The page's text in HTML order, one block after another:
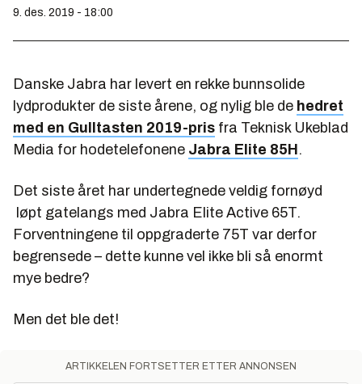
9. des. 2019 - 18:00
Danske Jabra har levert en rekke bunnsolide
lydprodukter de siste årene, og nylig ble de hedret
med en Gulltasten 2019-pris fra Teknisk Ukeblad
Media for hodetelefonene Jabra Elite 85H.
Det siste året har undertegnede veldig fornøyd
løpt gatelangs med Jabra Elite Active 65T.
Forventningene til oppgraderte 75T var derfor
begrensede – dette kunne vel ikke bli så enormt
mye bedre?
Men det ble det!
ARTIKKELEN FORTSETTER ETTER ANNONSEN